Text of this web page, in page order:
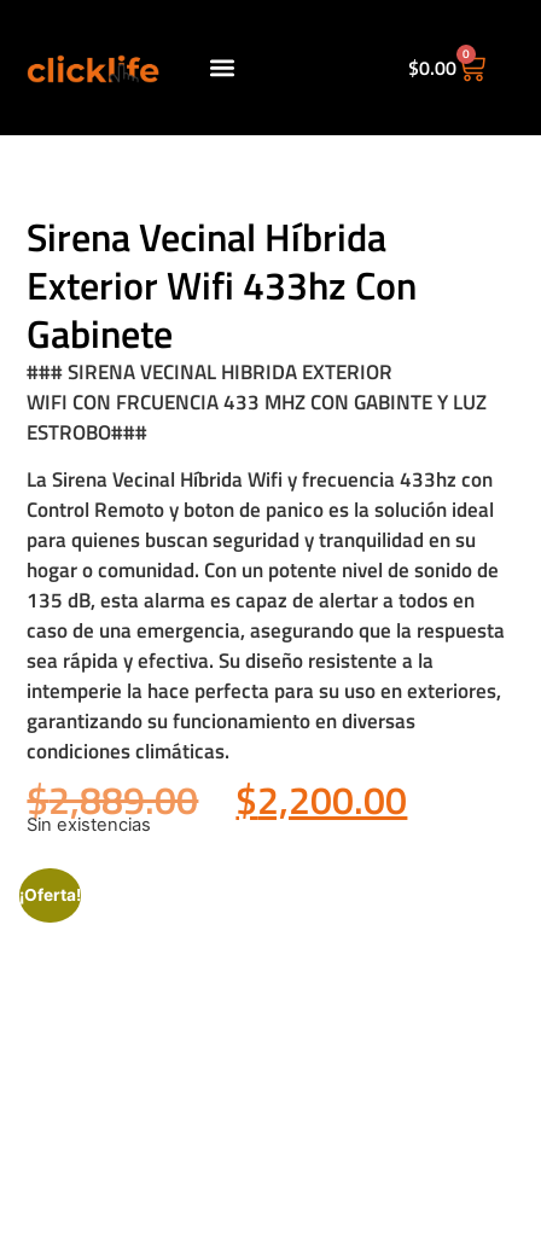
$0.00 0
Sirena Vecinal Híbrida
Exterior Wifi 433hz Con
Gabinete
### SIRENA VECINAL HIBRIDA EXTERIOR
WIFI CON FRCUENCIA 433 MHZ CON GABINTE Y LUZ
ESTROBO###
La Sirena Vecinal Híbrida Wifi y frecuencia 433hz con
Control Remoto y boton de panico es la solución ideal
para quienes buscan seguridad y tranquilidad en su
hogar o comunidad. Con un potente nivel de sonido de
135 dB, esta alarma es capaz de alertar a todos en
caso de una emergencia, asegurando que la respuesta
sea rápida y efectiva. Su diseño resistente a la
intemperie la hace perfecta para su uso en exteriores,
garantizando su funcionamiento en diversas
condiciones climáticas.
$2,889.00 $2,200.00
Sin existencias
¡Oferta!